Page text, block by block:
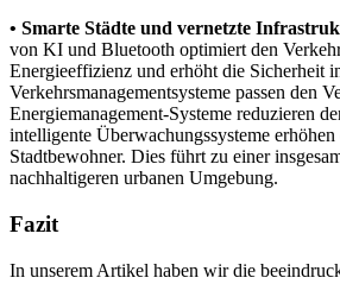
• Smarte Städte und vernetzte
von KI und Bluetooth optimiert den
Energieeffizienz und erhöht die Sicherheit
Verkehrsmanagementsysteme passen den
Energiemanagement-Systeme reduzieren
intelligente Überwachungssysteme
Stadtbewohner. Dies führt zu einer
nachhaltigeren urbanen Umgebung.
Fazit
In unserem Artikel haben wir die